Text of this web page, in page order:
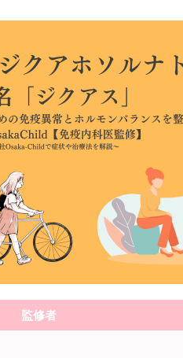
監修者